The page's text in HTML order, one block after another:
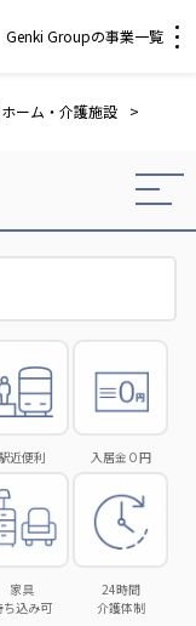
Genki Groupの事業一覧
鷹揚館
ーム・介護施設
>
近便利 入居金０円
家具
ち込み可
24時間
介護体制